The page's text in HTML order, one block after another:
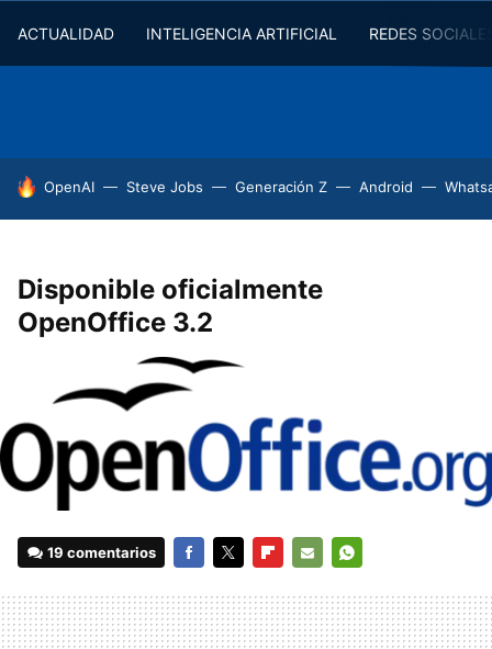
ACTUALIDAD INTELIGENCIA ARTIFICIAL REDES
HOY SE HABLA DE
OpenAI Steve Jobs Generación Z Android
Disponible oficialmente
OpenOffice 3.2
19 comentarios
MAIL